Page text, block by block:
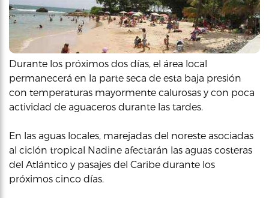
Durante los próximos dos días, el área local
permanecerá en la parte seca de esta baja presión
con temperaturas mayormente calurosas y con poca
actividad de aguaceros durante las tardes.
En las aguas locales, marejadas del noreste asociadas
al ciclón tropical Nadine afectarán las aguas costeras
del Atlántico y pasajes del Caribe durante los
próximos cinco días.